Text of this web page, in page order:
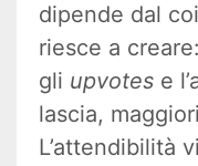
dipende dal
riesce a
gli upvotes e
lascia,
L’attendibilità